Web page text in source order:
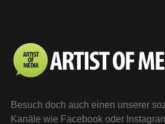
Besuch doch auch einen unserer
Kanäle wie Facebook oder